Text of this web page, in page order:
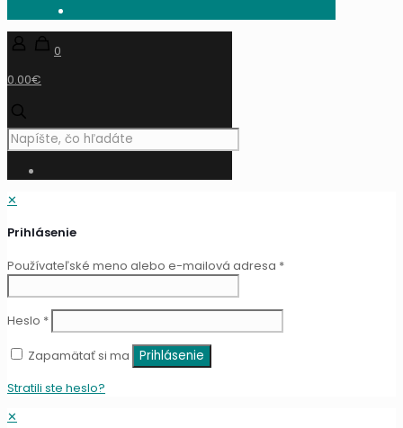
0
0.00€
✕
Prihlásenie
Používateľské meno alebo e-mailová adresa *
Heslo *
Zapamätať si ma
Prihlásenie
Stratili ste heslo?
✕